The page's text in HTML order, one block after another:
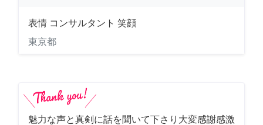
表情 コンサルタント 笑顔
東京都
魅力な声と真剣に話を聞いて下さり大変感謝感激